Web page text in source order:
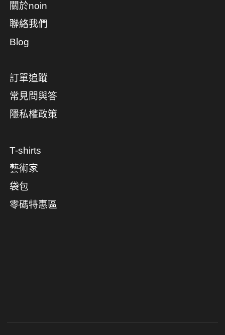
關於noin
聯絡我們
Blog
訂單追蹤
常見問與答
隱私權政策
T-shirts
藝術家
袋包
零碼特惠區